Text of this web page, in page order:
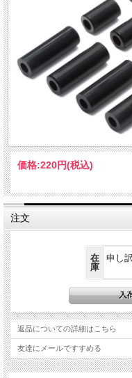
価格:220円(税込)
注文
在
庫
申し
返品についての詳細はこちら
友達にメールですすめる